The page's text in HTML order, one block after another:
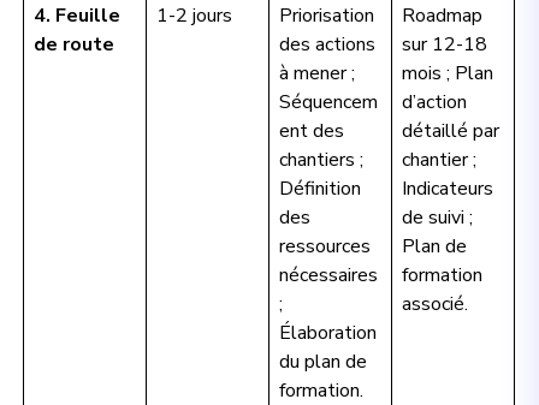
4. Feuille
de route
1-2 jours
Priorisation
des actions
à mener ;
Séquencem
ent des
chantiers ;
Définition
des
ressources
nécessaires
;
Élaboration
du plan de
formation.
Roadmap
sur 12-18
mois ; Plan
d’action
détaillé par
chantier ;
Indicateurs
de suivi ;
Plan de
formation
associé.